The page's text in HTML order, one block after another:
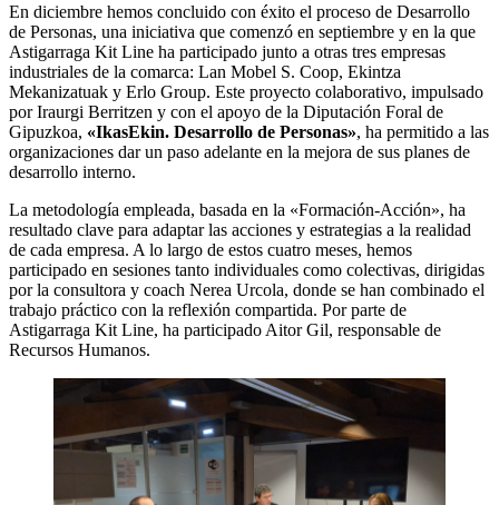
En diciembre hemos concluido con éxito el proceso de Desarrollo
de Personas, una iniciativa que comenzó en septiembre y en la que
Astigarraga Kit Line ha participado junto a otras tres empresas
industriales de la comarca: Lan Mobel S. Coop, Ekintza
Mekanizatuak y Erlo Group. Este proyecto colaborativo, impulsado
por Iraurgi Berritzen y con el apoyo de la Diputación Foral de
Gipuzkoa, «IkasEkin. Desarrollo de Personas», ha permitido a las
organizaciones dar un paso adelante en la mejora de sus planes de
desarrollo interno.
La metodología empleada, basada en la «Formación-Acción», ha
resultado clave para adaptar las acciones y estrategias a la realidad
de cada empresa. A lo largo de estos cuatro meses, hemos
participado en sesiones tanto individuales como colectivas, dirigidas
por la consultora y coach Nerea Urcola, donde se han combinado el
trabajo práctico con la reflexión compartida. Por parte de
Astigarraga Kit Line, ha participado Aitor Gil, responsable de
Recursos Humanos.